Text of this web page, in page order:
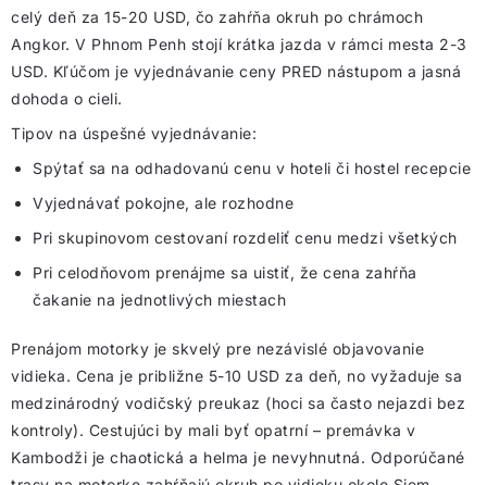
celý deň za 15-20 USD, čo zahŕňa okruh po chrámoch
Angkor. V Phnom Penh stojí krátka jazda v rámci mesta 2-3
USD. Kľúčom je vyjednávanie ceny PRED nástupom a jasná
dohoda o cieli.
Tipov na úspešné vyjednávanie:
Spýtať sa na odhadovanú cenu v hoteli či hostel recepcie
Vyjednávať pokojne, ale rozhodne
Pri skupinovom cestovaní rozdeliť cenu medzi všetkých
Pri celodňovom prenájme sa uistiť, že cena zahŕňa
čakanie na jednotlivých miestach
Prenájom motorky je skvelý pre nezávislé objavovanie
vidieka. Cena je približne 5-10 USD za deň, no vyžaduje sa
medzinárodný vodičský preukaz (hoci sa často nejazdi bez
kontroly). Cestujúci by mali byť opatrní – premávka v
Kambodži je chaotická a helma je nevyhnutná. Odporúčané